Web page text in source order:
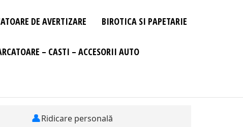
DE AVERTIZARE BIROTICA SI PAPETARIE
– CASTI – ACCESORII AUTO
👤Ridicare personală